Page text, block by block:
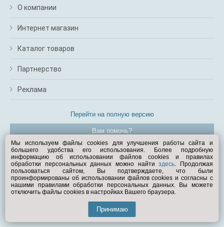
О компании
Интернет магазин
Каталог товаров
Партнерство
Реклама
Перейти на полную версию
Вам помочь?
© Exist.ru 1998—2026
Мы используем файлы cookies для улучшения работы сайта и
большего удобства его использования. Более подробную
информацию об использовании файлов cookies и правилах
обработки персональных данных можно найтиздесь. Продолжая
пользоваться сайтом, Вы подтверждаете, что были
проинформированы об использовании файлов cookies и согласны с
нашими правилами обработки персональных данных. Вы можете
отключить файлы cookies в настройках Вашего браузера.
Принимаю